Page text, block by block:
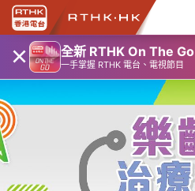
× 全新 RTHK On The Go
一手掌握 RTHK 電台、電視節目